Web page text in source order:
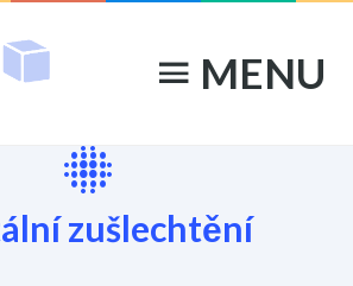
menu MENU
lens_blur
zušlechtění